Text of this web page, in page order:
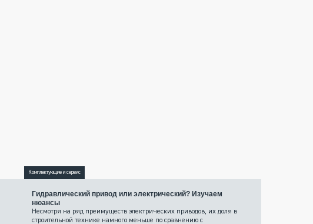
Комплектующие и сервис
Гидравлический привод или электрический? Изучаем
нюансы
Несмотря на ряд преимуществ электрических приводов, их доля в
строительной технике намного меньше по сравнению с